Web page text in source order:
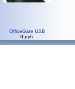
OfficeGate USB
0 руб.